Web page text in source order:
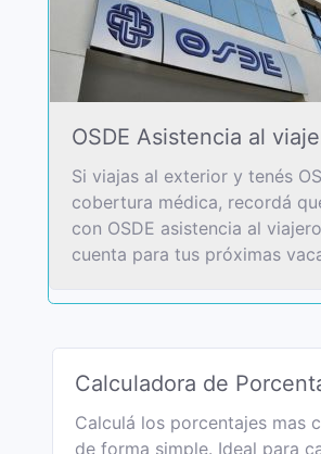
OSDE Asistencia al
Si viajas al exterior y tenés
cobertura médica, recordá
con OSDE asistencia al
cuenta para tus próximas
Calculadora de
Calculá los porcentajes mas
de forma simple. Ideal para